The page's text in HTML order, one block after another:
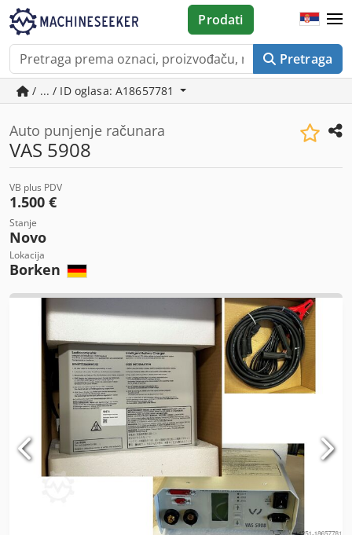
Pretraga
Prodati
/ ... / ID oglasa: A18657781
Auto punjenje računara
VAS 5908
VB plus PDV
1.500 €
Stanje
Novo
Lokacija
Borken